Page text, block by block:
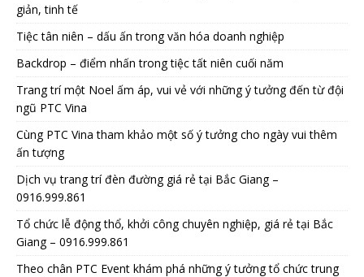
giản, tinh tế
Tiệc tân niên – dấu ấn trong văn hóa doanh nghiệp
Backdrop – điểm nhấn trong tiệc tất niên cuối năm
Trang trí một Noel ấm áp, vui vẻ với những ý tưởng đến từ đội
ngũ PTC Vina
Cùng PTC Vina tham khảo một số ý tưởng cho ngày vui thêm
ấn tượng
Dịch vụ trang trí đèn đường giá rẻ tại Bắc Giang –
0916.999.861
Tổ chức lễ động thổ, khởi công chuyên nghiệp, giá rẻ tại Bắc
Giang – 0916.999.861
Theo chân PTC Event khám phá những ý tưởng tổ chức trung